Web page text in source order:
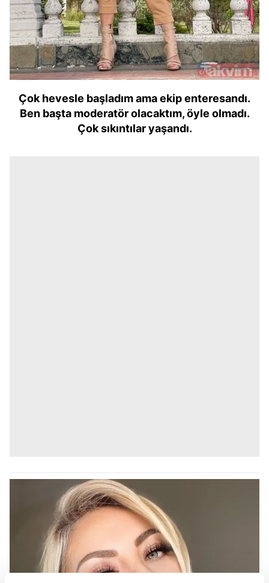
Çok hevesle başladım ama ekip enteresandı.
Ben başta moderatör olacaktım, öyle olmadı.
Çok sıkıntılar yaşandı.